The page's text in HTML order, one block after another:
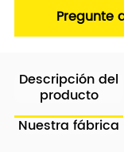
Pregunte
Descripción del
producto
Nuestra fábrica